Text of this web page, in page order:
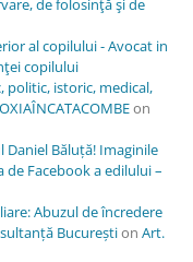
de folosinţă şi de
al copilului - Avocat in
copilului
istoric, medical,
on
Băluță! Imaginile
Facebook a edilului –
Abuzul de încredere
Bucureștion Art.